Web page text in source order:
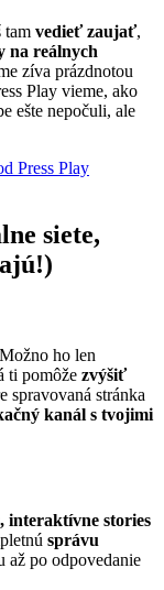
tam vedieť zaujať,
na reálnych
zíva prázdnotou
Play vieme, ako
ešte nepočuli, ale
Press Play
siete,
ho len
ti pomôže zvýšiť
spravovaná stránka
kanál s tvojimi
interaktívne stories
správu
až po odpovedanie